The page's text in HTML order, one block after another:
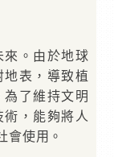
。由於地球
表，導致植
了維持文明
，能夠將人
會使用。